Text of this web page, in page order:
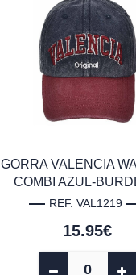
GORRA VALENCIA
COMBI AZUL-
REF. VAL1219
15.95€